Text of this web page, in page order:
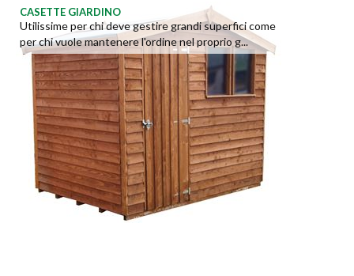
CASETTE GIARDINO
Utilissime per chi deve gestire grandi superfici come
per chi vuole mantenere l'ordine nel proprio g...